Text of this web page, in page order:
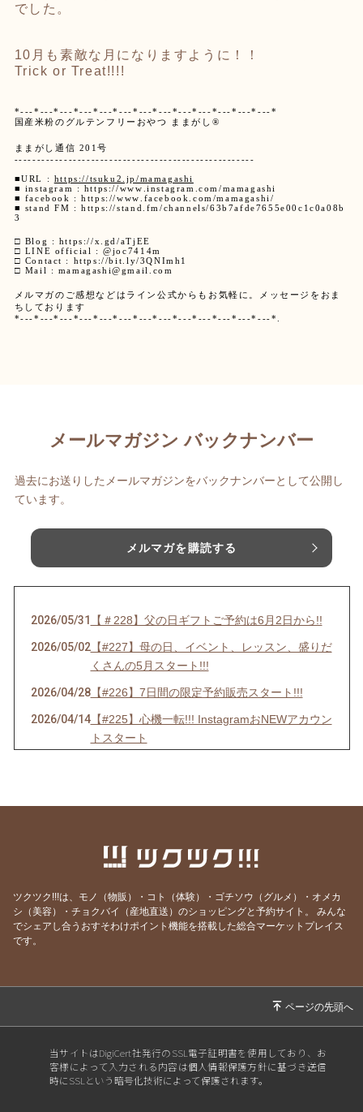
でした。
10月も素敵な月になりますように！！
Trick or Treat!!!!
*---*---*---*---*---*---*---*---*---*---*---*---*---*
国産米粉のグルテンフリーおやつ ままがし ®️
ままがし通信 201号
-----------------------------------------------------
■URL : https://tsuku2.jp/mamagashi
■ instagram : https://www.instagram.com/mamagashi
■ facebook : https://www.facebook.com/mamagashi/
■ stand FM : https://stand.fm/channels/63b7afde7655e00c1c0a08b
3
□ Blog : https://x.gd/aTjEE
□ LINE official : @joc7414m
□ Contact : https://bit.ly/3QNImh1
□ Mail : mamagashi@gmail.com
メルマガのご感想などはライン公式からもお気軽に。メッセージをおま
ちしております
*---*---*---*---*---*---*---*---*---*---*---*---*---*.
メールマガジン バックナンバー
過去にお送りしたメールマガジンをバックナンバーとして公開し
ています。
メルマガを購読する
2026/05/31 【＃228】父の日ギフトご予約は6月2日から!!
2026/05/02【#227】母の日、イベント、レッスン、盛りだ
くさんの5月スタート!!!
2026/04/28【#226】7日間の限定予約販売スタート!!!
2026/04/14【#225】心機一転!!! InstagramおNEWアカウン
トスタート
2026/03/05【#223】ホワイトデーおやつのご予約は【本日
2026年ホワイトデーおやつ、ご予約スタート!!
2026/02/04【#220】バレンタイン予約は2月5日(木)まで!!
2026/01/25
2026/01/06【#217】謹賀新年🎍ままがし2026年のRe:STA
会で当たるプレゼント発表🙌
2025/12/25【#215】メリークリスマス🎄
ツクツク!!!は、モノ（物販）・コト（体験）・ゴチソウ（グルメ）・オメカ
シ（美容）・チョクバイ（産地直送）のショッピングと予約サイト。
みんな
でシェアし合うおすそわけポイント機能を搭載した総合マーケットプレイス
です。
当サイトはDigiCert社発行のSSL電子証明書を使用しており、お
客様によって入力される内容は個人情報保護方針に基づき送信
時にSSLという暗号化技術によって保護されます。